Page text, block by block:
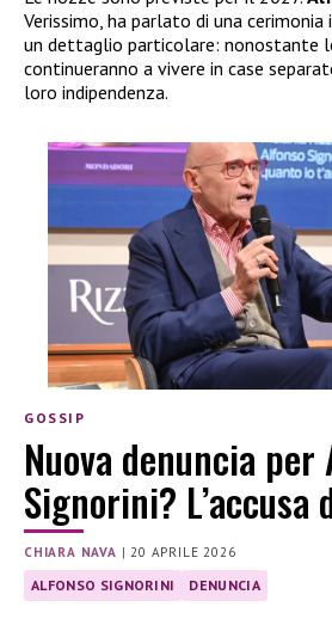
Verissimo, ha parlato di una
un dettaglio particolare: nonostante
continueranno a vivere in case
loro indipendenza.
GOSSIP
Nuova denuncia per
Signorini? L’accusa
CHIARA NAVA |20 APRILE 2026
ALFONSO SIGNORINI DENUNCIA